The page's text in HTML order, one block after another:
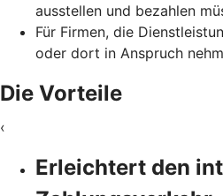
ausstellen und bezahlen
Für Firmen, die
oder dort in Anspruch
Die Vorteile
‹
Erleichtert den